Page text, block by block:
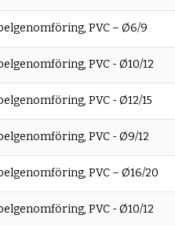
PVC – Ø6/9
PVC - Ø10/12
PVC - Ø12/15
PVC - Ø9/12
PVC – Ø16/20
PVC - Ø10/12